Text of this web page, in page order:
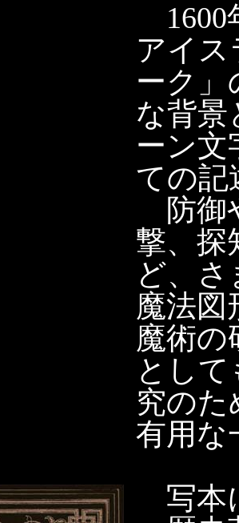
1600
アイス
ーク」
な背景
ーン文
ての記
防御
撃、探
ど、
魔法図
魔術
とし
究のた
有用な
写本